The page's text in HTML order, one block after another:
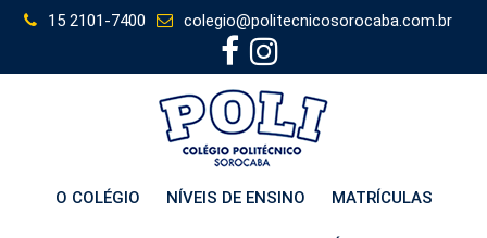
Skip
content
15 2101-7400 colegio@politecnicosorocaba.com.br
O COLÉGIO NÍVEIS DE ENSINO MATRÍCULAS